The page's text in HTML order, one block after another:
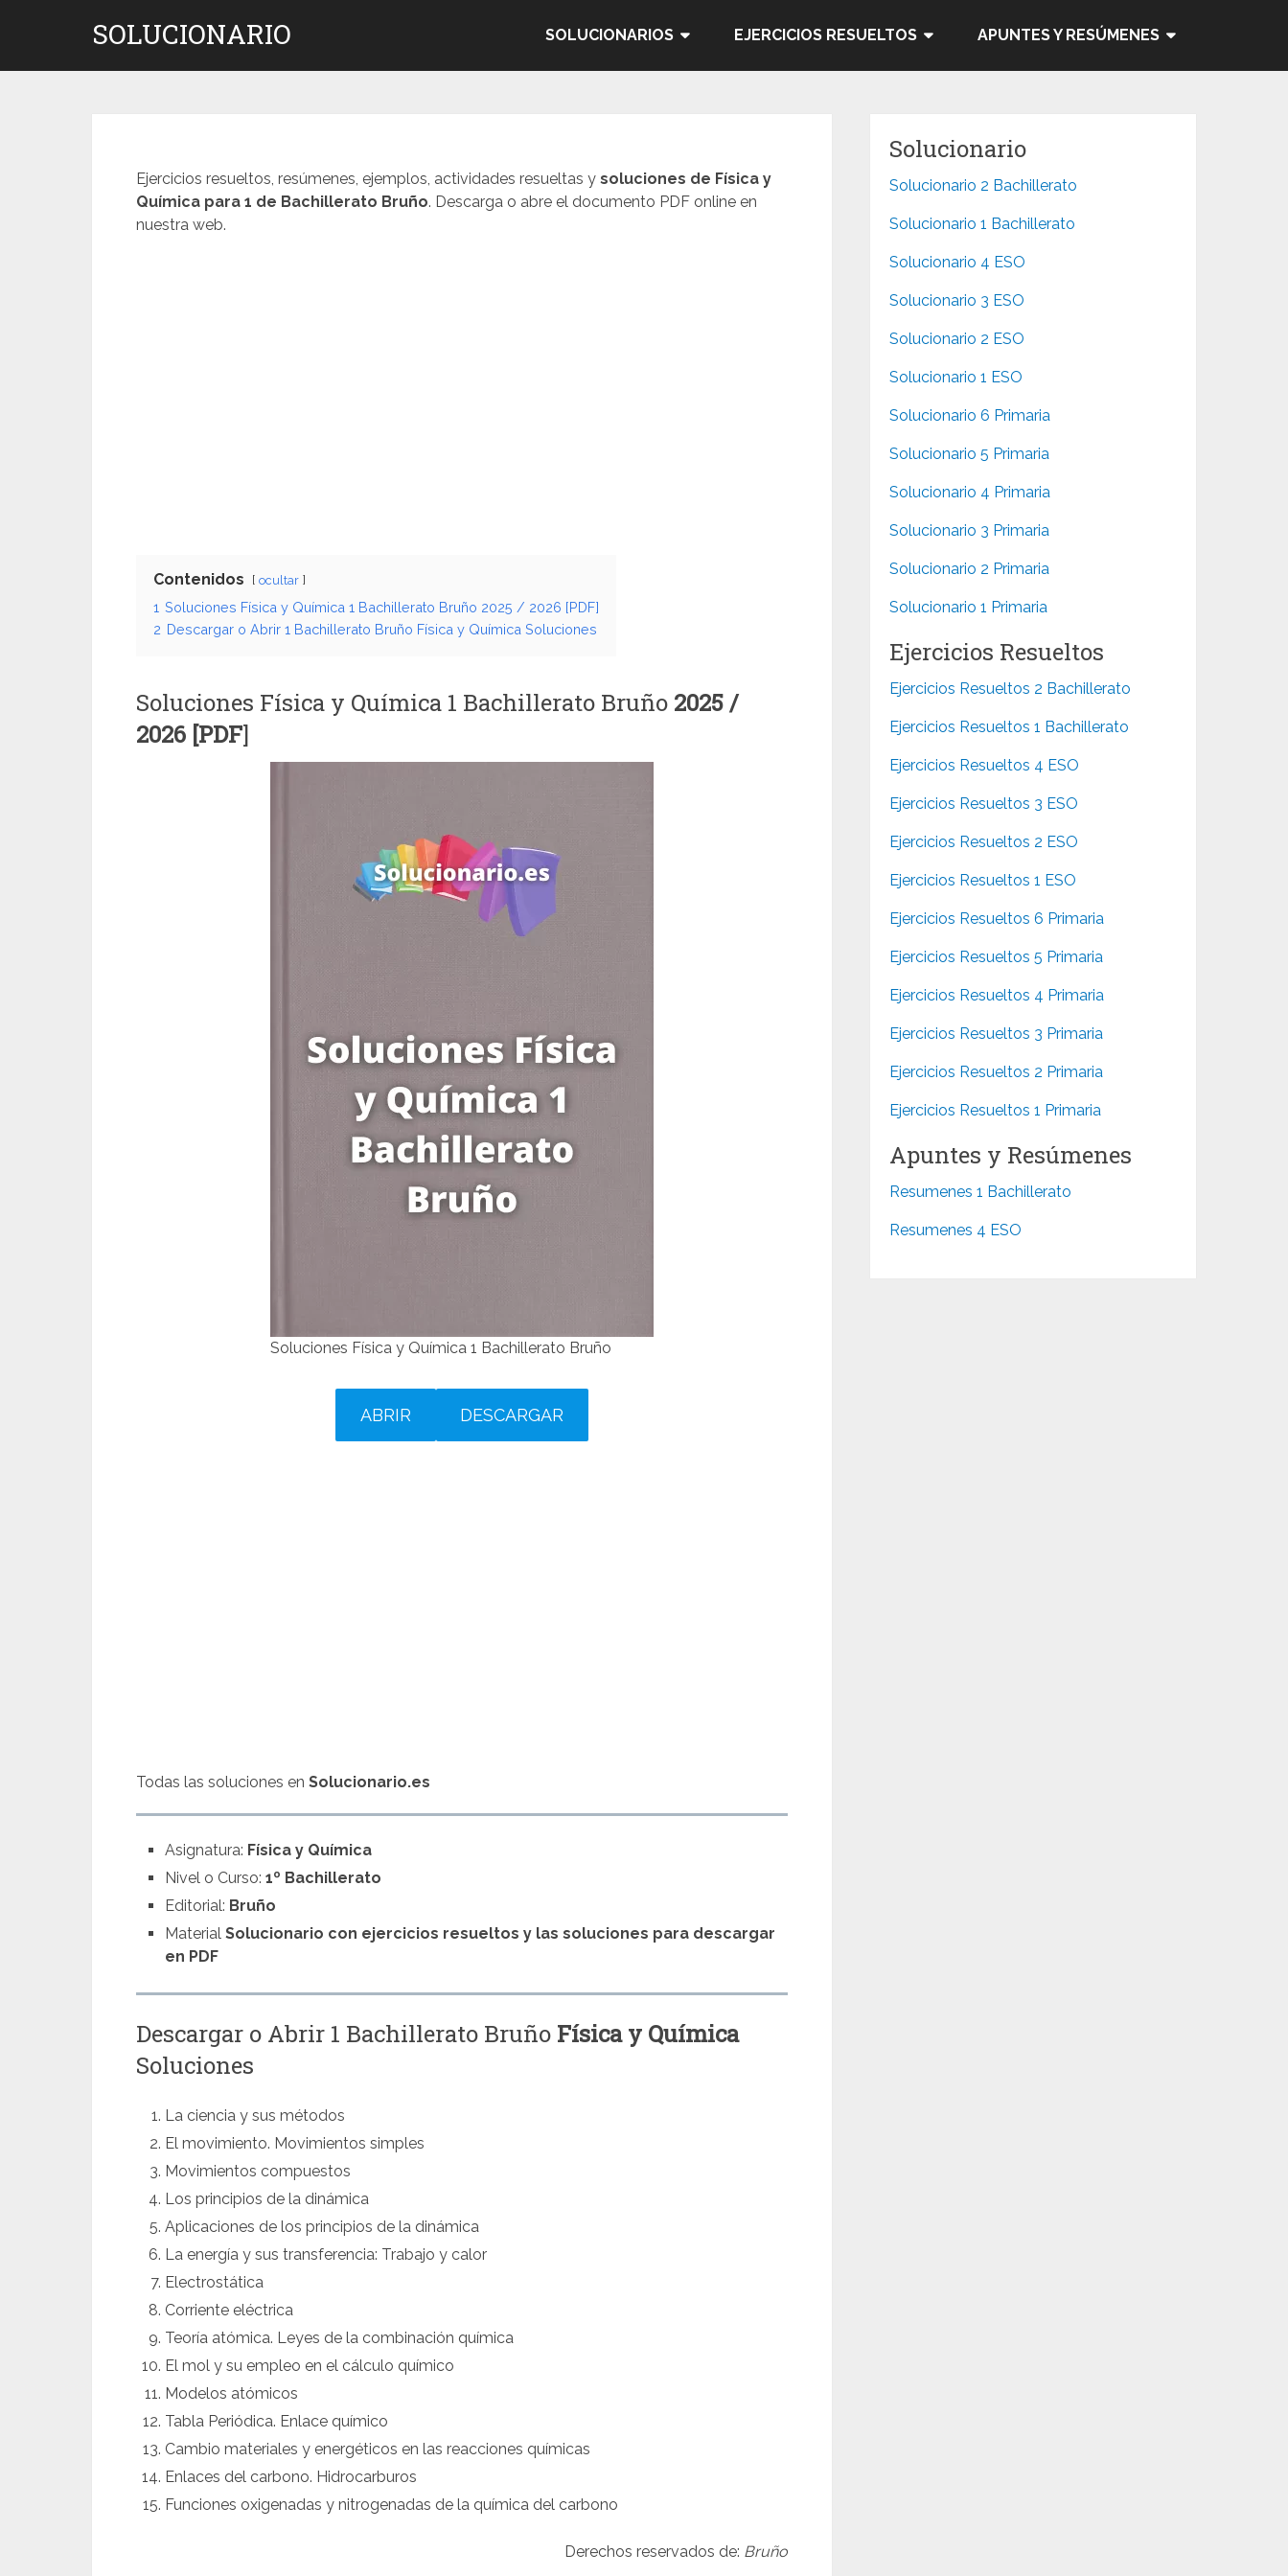
SOLUCIONARIO SOLUCIONARIOS EJERCICIOS RESUELTOS APUNTES Y RESÚMENES
Ejercicios resueltos, resúmenes, ejemplos, actividades resueltas y soluciones de Física y
Química para 1 de Bachillerato Bruño. Descarga o abre el documento PDF online en
nuestra web.
Contenidos ocultar
1 Soluciones Física y Química 1 Bachillerato Bruño 2025 / 2026 [PDF]
2 Descargar o Abrir 1 Bachillerato Bruño Física y Química Soluciones
Soluciones Física y Química 1 Bachillerato Bruño 2025 /
2026 [PDF]
Soluciones Física y Química 1 Bachillerato Bruño
ABRIR DESCARGAR
Todas las soluciones en Solucionario.es
Asignatura: Física y Química
Nivel o Curso:1º Bachillerato
Editorial: Bruño
MaterialSolucionario con ejercicios resueltos y las soluciones para descargar
en PDF
Descargar o Abrir 1 Bachillerato Bruño Física y Química
Soluciones
La ciencia y sus métodos
El movimiento. Movimientos simples
Movimientos compuestos
Los principios de la dinámica
Aplicaciones de los principios de la dinámica
La energía y sus transferencia: Trabajo y calor
Electrostática
Corriente eléctrica
Teoría atómica. Leyes de la combinación química
El mol y su empleo en el cálculo químico
Modelos atómicos
Tabla Periódica. Enlace químico
Cambio materiales y energéticos en las reacciones químicas
Enlaces del carbono. Hidrocarburos
Funciones oxigenadas y nitrogenadas de la química del carbono
Derechos reservados de: Bruño
Solucionario
Solucionario 2 Bachillerato
Solucionario 1 Bachillerato
Solucionario 4 ESO
Solucionario 3 ESO
Solucionario 2 ESO
Solucionario 1 ESO
Solucionario 6 Primaria
Solucionario 5 Primaria
Solucionario 4 Primaria
Solucionario 3 Primaria
Solucionario 2 Primaria
Solucionario 1 Primaria
Ejercicios Resueltos
Ejercicios Resueltos 2 Bachillerato
Ejercicios Resueltos 1 Bachillerato
Ejercicios Resueltos 4 ESO
Ejercicios Resueltos 3 ESO
Ejercicios Resueltos 2 ESO
Ejercicios Resueltos 1 ESO
Ejercicios Resueltos 6 Primaria
Ejercicios Resueltos 5 Primaria
Ejercicios Resueltos 4 Primaria
Ejercicios Resueltos 3 Primaria
Ejercicios Resueltos 2 Primaria
Ejercicios Resueltos 1 Primaria
Apuntes y Resúmenes
Resumenes 1 Bachillerato
Resumenes 4 ESO